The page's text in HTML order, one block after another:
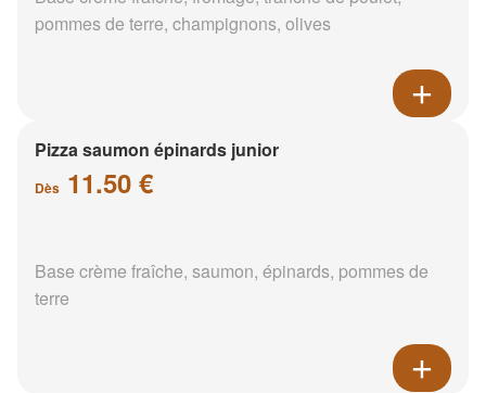
pommes de terre, champignons, olives
Pizza saumon épinards junior
Dès 11.50 €
Base crème fraîche, saumon, épinards, pommes de
terre